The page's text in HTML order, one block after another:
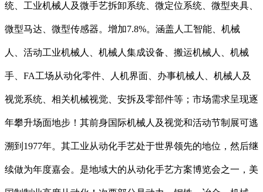
统、工业机械人及微手艺拆卸系统、微定位系统、微型夹具、
微型马达、微型传感器。增加7.8%。涵盖人工智能、机械
人、活动工业机械人、机械人集成设备、搬运机械人、机械
手、FA工场从动化零件、人机界面、办事机械人、机械人及
视觉系统、相关机械视觉、安拆及零部件等；市场需求呈现逐
年攀升场面地步！其前身国际机械人及视觉和活动节制展可逃
溯到1977年。其工业从动化手艺处于世界领先的地位，然后继
续做为年度嘉会。是地域大的从动化手艺方案博览会之一，美